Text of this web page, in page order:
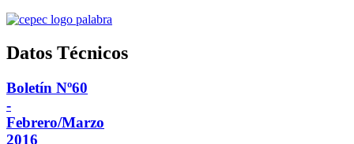
Datos Técnicos
Boletín Nº60
-
Febrero/Marzo
2016